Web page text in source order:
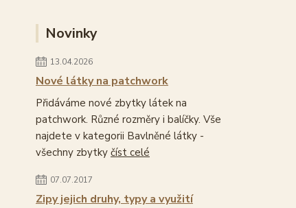
Novinky
13.04.2026
Nové látky na patchwork
Přidáváme nové zbytky látek na
patchwork. Různé rozměry i balíčky. Vše
najdete v kategorii Bavlněné látky -
všechny zbytky číst celé
07.07.2017
Zipy jejich druhy, typy a využití